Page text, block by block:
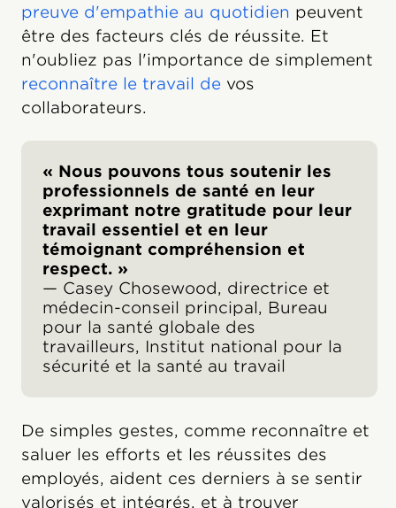
preuve d'empathie au quotidien peuvent
être des facteurs clés de réussite. Et
n'oubliez pas l'importance de simplement
reconnaître le travail de vos
collaborateurs.
« Nous pouvons tous soutenir les
professionnels de santé en leur
exprimant notre gratitude pour leur
travail essentiel et en leur
témoignant compréhension et
respect. »
— Casey Chosewood, directrice et
médecin-conseil principal, Bureau
pour la santé globale des
travailleurs, Institut national pour la
sécurité et la santé au travail
De simples gestes, comme reconnaître et
saluer les efforts et les réussites des
employés, aident ces derniers à se sentir
valorisés et intégrés, et à trouver